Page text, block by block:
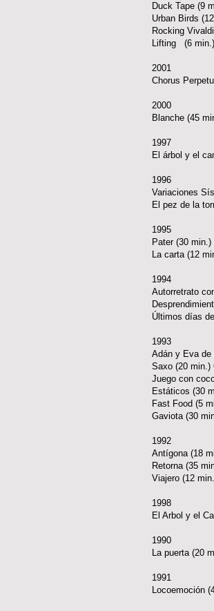
Duck Tape (9
Urban Birds
Rocking
Lifting (6
2001
Chorus
2000
Blanche (45
1997
El árbol y el
1996
Variaciones
El pez de la
1995
Pater (30
La carta (12
1994
Autorretrato
Últimos días
1993
Adán y Eva de
Saxo (20
Juego con
Estáticos (30
Fast Food (5
Gaviota (30
1992
Antígona (18
Retorna (35
Viajero (12
1998
El Arbol y el
1990
La puerta (20
1991
Locoemoción